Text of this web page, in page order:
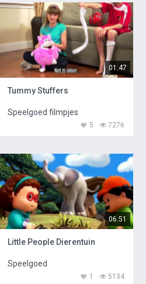
01:47
Tummy Stuffers
Speelgoed filmpjes
7276
5
06:51
Little People Dierentuin
Speelgoed
5134
1